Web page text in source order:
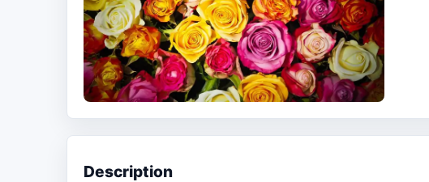
Description